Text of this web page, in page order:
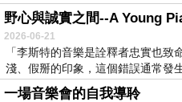
野心與誠實之間--A Young
2026-06-21
「李斯特的音樂是詮釋者忠實也
淺、假掰的印象，這個錯誤通常發
一場音樂會的自我導聆